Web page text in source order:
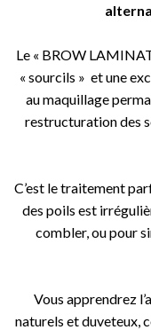
Le « BROW
« sourcils » et une
au maquillage
restructuration des
C’est le traitement
des poils est
combler, ou pour
Vous apprendrez
naturels et duveteux,